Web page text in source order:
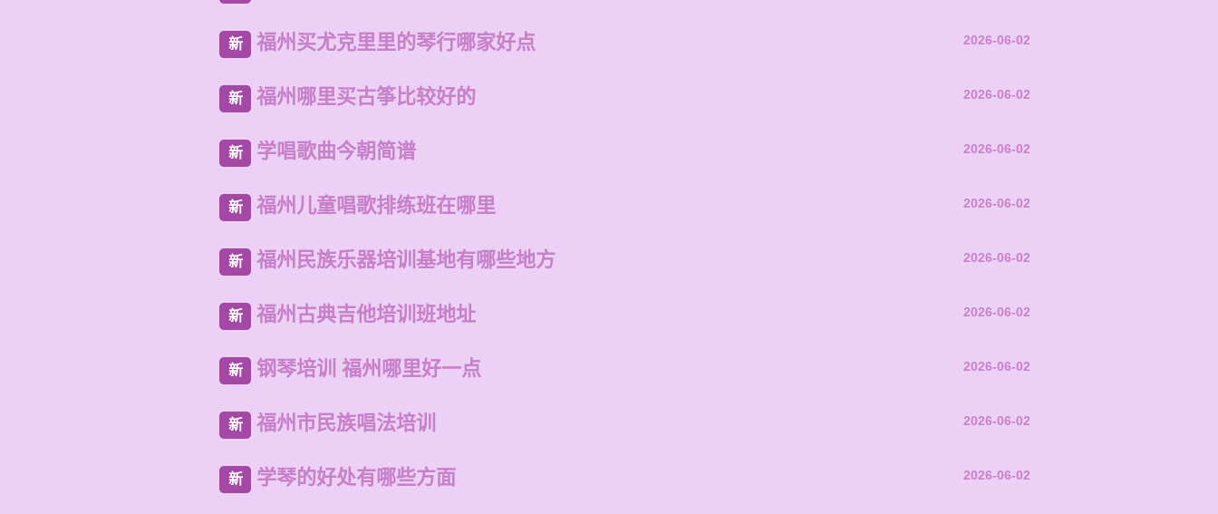
新 福州买尤克里里的琴行哪家好点 2026-06-02
新 福州哪里买古筝比较好的 2026-06-02
新 学唱歌曲今朝简谱 2026-06-02
新 福州儿童唱歌排练班在哪里 2026-06-02
新 福州民族乐器培训基地有哪些地方 2026-06-02
新 福州古典吉他培训班地址 2026-06-02
新 钢琴培训 福州哪里好一点 2026-06-02
新 福州市民族唱法培训 2026-06-02
新 学琴的好处有哪些方面 2026-06-02